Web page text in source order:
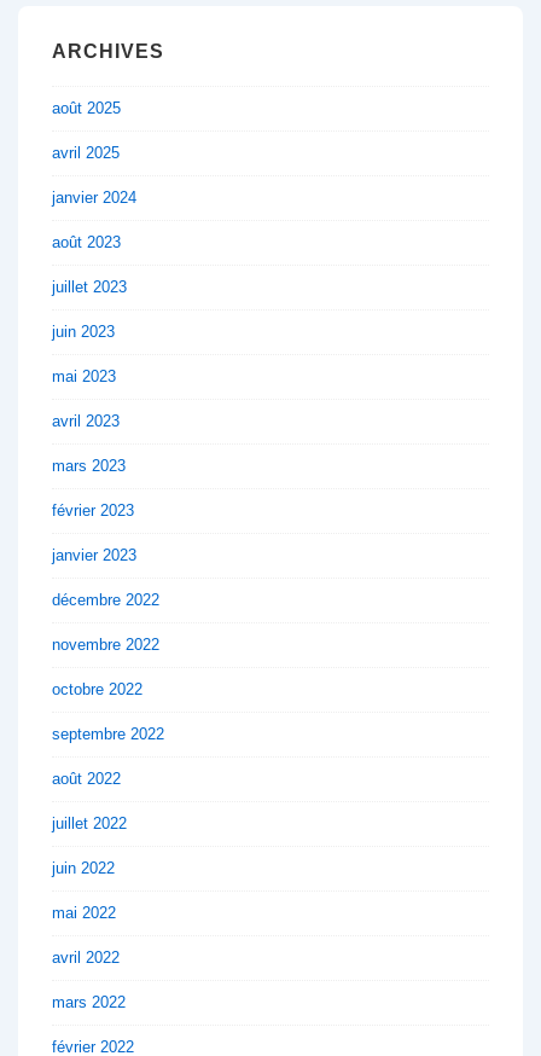
ARCHIVES
août 2025
avril 2025
janvier 2024
août 2023
juillet 2023
juin 2023
mai 2023
avril 2023
mars 2023
février 2023
janvier 2023
décembre 2022
novembre 2022
octobre 2022
septembre 2022
août 2022
juillet 2022
juin 2022
mai 2022
avril 2022
mars 2022
février 2022